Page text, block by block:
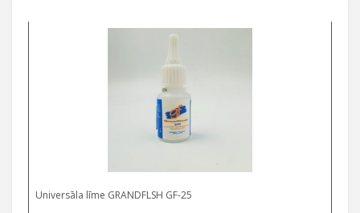
Universāla līme GRANDFLSH GF-25